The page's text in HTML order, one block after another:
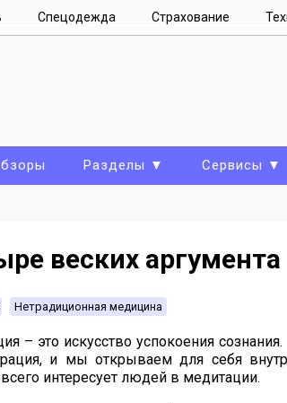
Спецодежда Страхование
Разделы ▼ Сервисы ▼
веских
Нетрадиционная медицина
– это искусство успокоения
и мы открываем для себя
интересует людей в медитации.